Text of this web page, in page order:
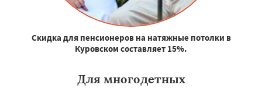
Скидка для пенсионеров на натяжные потолки в
Куровском составляет 15%.
Для многодетных